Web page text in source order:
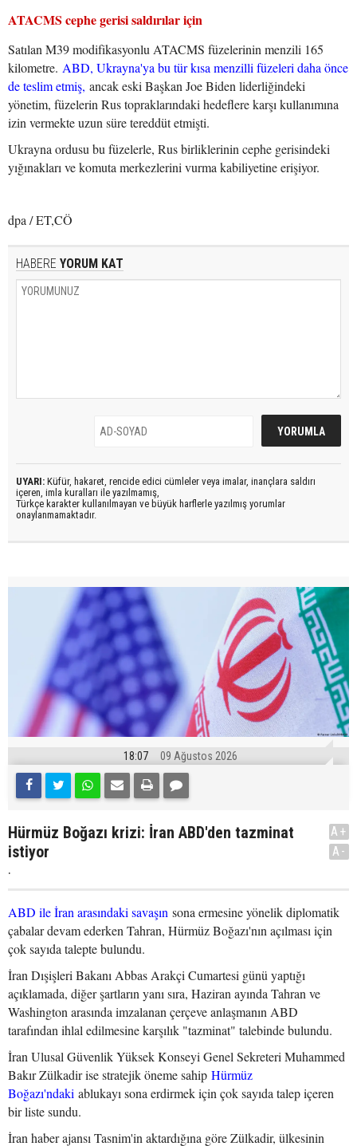
ATACMS cephe gerisi saldırılar için
Satılan M39 modifikasyonlu ATACMS füzelerinin menzili 165
kilometre. ABD, Ukrayna'ya bu tür kısa menzilli füzeleri daha önce
de teslim etmiş, ancak eski Başkan Joe Biden liderliğindeki
yönetim, füzelerin Rus topraklarındaki hedeflere karşı kullanımına
izin vermekte uzun süre tereddüt etmişti.
Ukrayna ordusu bu füzelerle, Rus birliklerinin cephe gerisindeki
yığınakları ve komuta merkezlerini vurma kabiliyetine erişiyor.
dpa / ET,CÖ
HABERE YORUM KAT
UYARI: Küfür, hakaret, rencide edici cümleler veya imalar, inançlara saldırı
içeren, imla kuralları ile yazılmamış,
Türkçe karakter kullanılmayan ve büyük harflerle yazılmış yorumlar
onaylanmamaktadır.
18:07 09 Ağustos 2026
Hürmüz Boğazı krizi: İran ABD'den tazminat
istiyor
.
A+
A-
ABD ile İran arasındaki savaşın sona ermesine yönelik diplomatik
çabalar devam ederken Tahran, Hürmüz Boğazı'nın açılması için
çok sayıda talepte bulundu.
İran Dışişleri Bakanı Abbas Arakçi Cumartesi günü yaptığı
açıklamada, diğer şartların yanı sıra, Haziran ayında Tahran ve
Washington arasında imzalanan çerçeve anlaşmanın ABD
tarafından ihlal edilmesine karşılık "tazminat" talebinde bulundu.
İran Ulusal Güvenlik Yüksek Konseyi Genel Sekreteri Muhammed
Bakır Zülkadir ise stratejik öneme sahip Hürmüz
Boğazı'ndaki ablukayı sona erdirmek için çok sayıda talep içeren
bir liste sundu.
İran haber ajansı Tasnim'in aktardığına göre Zülkadir, ülkesinin